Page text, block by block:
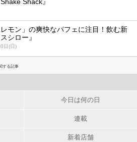
Shack』
モン」の爽快なパフェに注目！飲む新
シロー』
日(日)
する記事
今日は何の日
連載
新着店舗